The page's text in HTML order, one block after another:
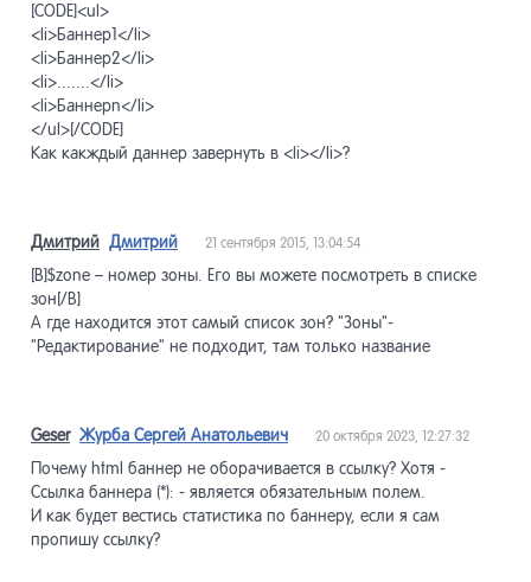
[CODE]<ul>
<li>Баннер1</li>
<li>Баннер2</li>
<li>.......</li>
<li>Баннерn</li>
</ul>[/CODE]
Как какждый даннер завернуть в <li></li>?
Дмитрий Дмитрий 21 сентября 2015, 13:04:54
[B]$zone – номер зоны. Его вы можете посмотреть в списке
зон[/B]
А где находится этот самый список зон? "Зоны"-
"Редактирование" не подходит, там только название
Geser Журба Сергей Анатольевич 20 октября 2023, 12:27:32
Почему html баннер не оборачивается в ссылку? Хотя -
Ссылка баннера (*): - является обязательным полем.
И как будет вестись статистика по баннеру, если я сам
пропишу ссылку?